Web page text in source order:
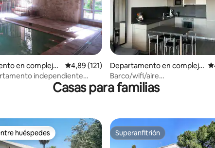
de 5. 111 evaluaciones
en complejo
en Montagnac
Calificación promedio: 4,89 de 5. 121
4,89 (121)
independiente
de Pézenas
Departamento en complejo
residencial en Agde
Barco/wifi/aire
acondicionado/piscina/
Casas para familias
huéspedes
huéspedes Superanfitrión
Superanfitrión